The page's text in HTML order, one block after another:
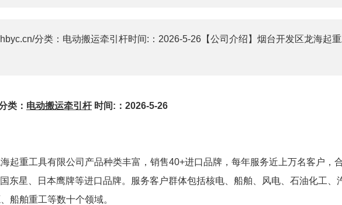
分类：电动搬运牵引杆时间:：2026-5-26【公司介绍】烟台开发区龙海起重
类 ： 电动搬运牵引杆时间:：2026-5-26
起重工具有限公司产品种类丰富，销售40+进口品牌，每年服务近上万名客户，
东星、日本鹰牌等进口品牌。服务客户群体包括核电、船舶、风电、石油化工、
船舶重工等数十个领域。